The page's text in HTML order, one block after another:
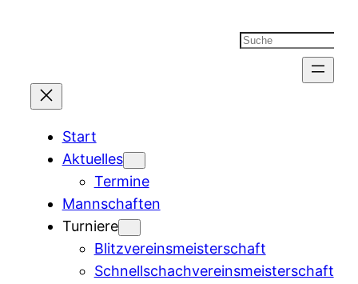
Suchen
Start
Aktuelles
Termine
Mannschaften
Turniere
Blitzvereinsmeisterschaft
Schnellschachvereinsmeisterschaft